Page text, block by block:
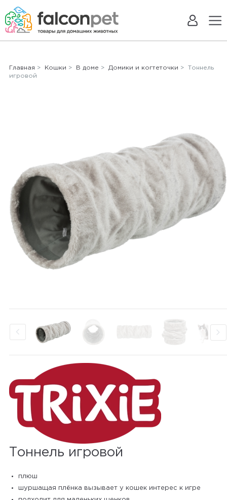
Главная > Кошки > В доме > Домики и когтеточки > Тоннель
игровой
Тоннель игровой
плюш
шуршащая плёнка вызывает у кошек интерес к игре